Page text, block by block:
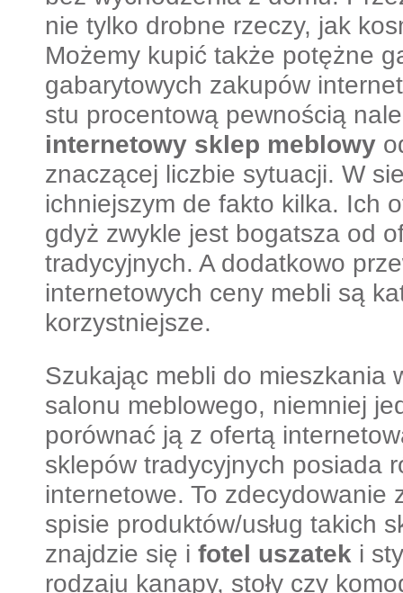
nie tylko drobne rzeczy, jak
Możemy kupić także potężne
gabarytowych zakupów
stu procentową pewnością
internetowy sklep meblowy
znaczącej liczbie sytuacji. W
ichniejszym de fakto kilka. Ich
gdyż zwykle jest bogatsza od
tradycyjnych. A dodatkowo
internetowych ceny mebli są
korzystniejsze.
Szukając mebli do mieszkania
salonu meblowego, niemniej
porównać ją z ofertą
sklepów tradycyjnych posiada
internetowe. To zdecydowanie
spisie produktów/usług takich
znajdzie się i fotel uszatek i
rodzaju kanapy, stoły czy